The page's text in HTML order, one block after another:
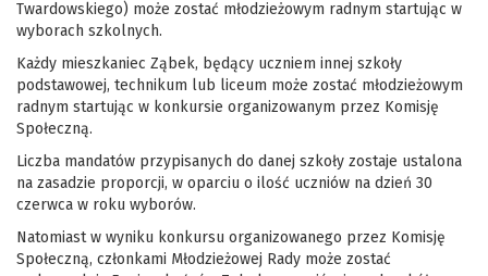
Twardowskiego) może zostać młodzieżowym radnym startując w
wyborach szkolnych.
Każdy mieszkaniec Ząbek, będący uczniem innej szkoły
podstawowej, technikum lub liceum może zostać młodzieżowym
radnym startując w konkursie organizowanym przez Komisję
Społeczną.
Liczba mandatów przypisanych do danej szkoły zostaje ustalona
na zasadzie proporcji, w oparciu o ilość uczniów na dzień 30
czerwca w roku wyborów.
Natomiast w wyniku konkursu organizowanego przez Komisję
Społeczną, członkami Młodzieżowej Rady może zostać